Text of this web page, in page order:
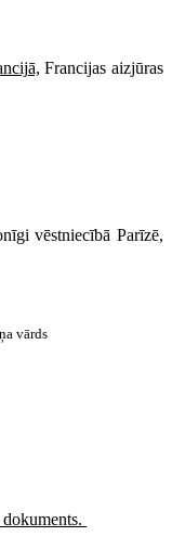
Francijas aizjūras
vēstniecībā Parīzē,
vārds